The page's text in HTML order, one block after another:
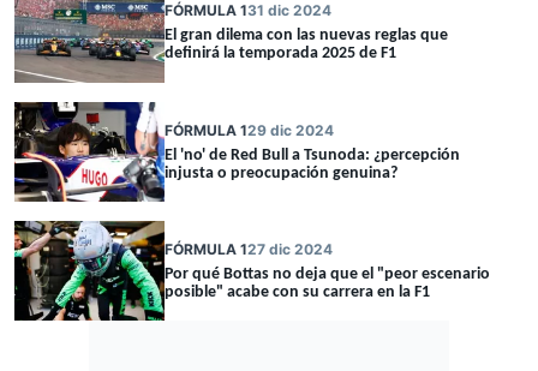
FÓRMULA 131 dic 2024
El gran dilema con las nuevas reglas que
definirá la temporada 2025 de F1
FÓRMULA 129 dic 2024
El 'no' de Red Bull a Tsunoda: ¿percepción
injusta o preocupación genuina?
FÓRMULA 127 dic 2024
Por qué Bottas no deja que el "peor escenario
posible" acabe con su carrera en la F1